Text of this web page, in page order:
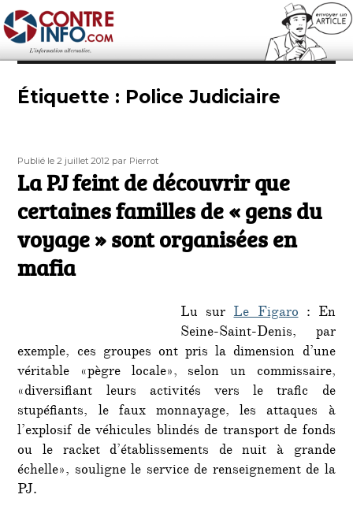
Contre-Info
Étiquette : Police Judiciaire
Publié
le
Publié le 2 juillet 2012 Auteur
par Pierrot
La PJ feint de découvrir que
certaines familles de « gens du
voyage » sont organisées en
mafia
Lu surLe Figaro: En
Seine-Saint-Denis, par
exemple, ces groupes ont pris la dimension d’une
véritable «pègre locale», selon un commissaire,
«diversifiant leurs activités vers le trafic de
stupéfiants, le faux monnayage, les attaques à
l’explosif de véhicules blindés de transport de fonds
ou le racket d’établissements de nuit à grande
échelle», souligne le service de renseignement de la
PJ.